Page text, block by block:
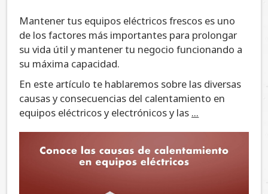
Mantener tus equipos eléctricos frescos es uno
de los factores más importantes para prolongar
su vida útil y mantener tu negocio funcionando a
su máxima capacidad.
En este artículo te hablaremos sobre las diversas
causas y consecuencias del calentamiento en
equipos eléctricos y electrónicos y las ...